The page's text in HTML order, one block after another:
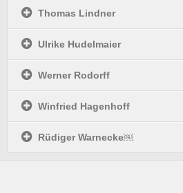
Thomas Lindner
Ulrike Hudelmaier
Werner Rodorff
Winfried Hagenhoff
Rüdiger Warnecke￼